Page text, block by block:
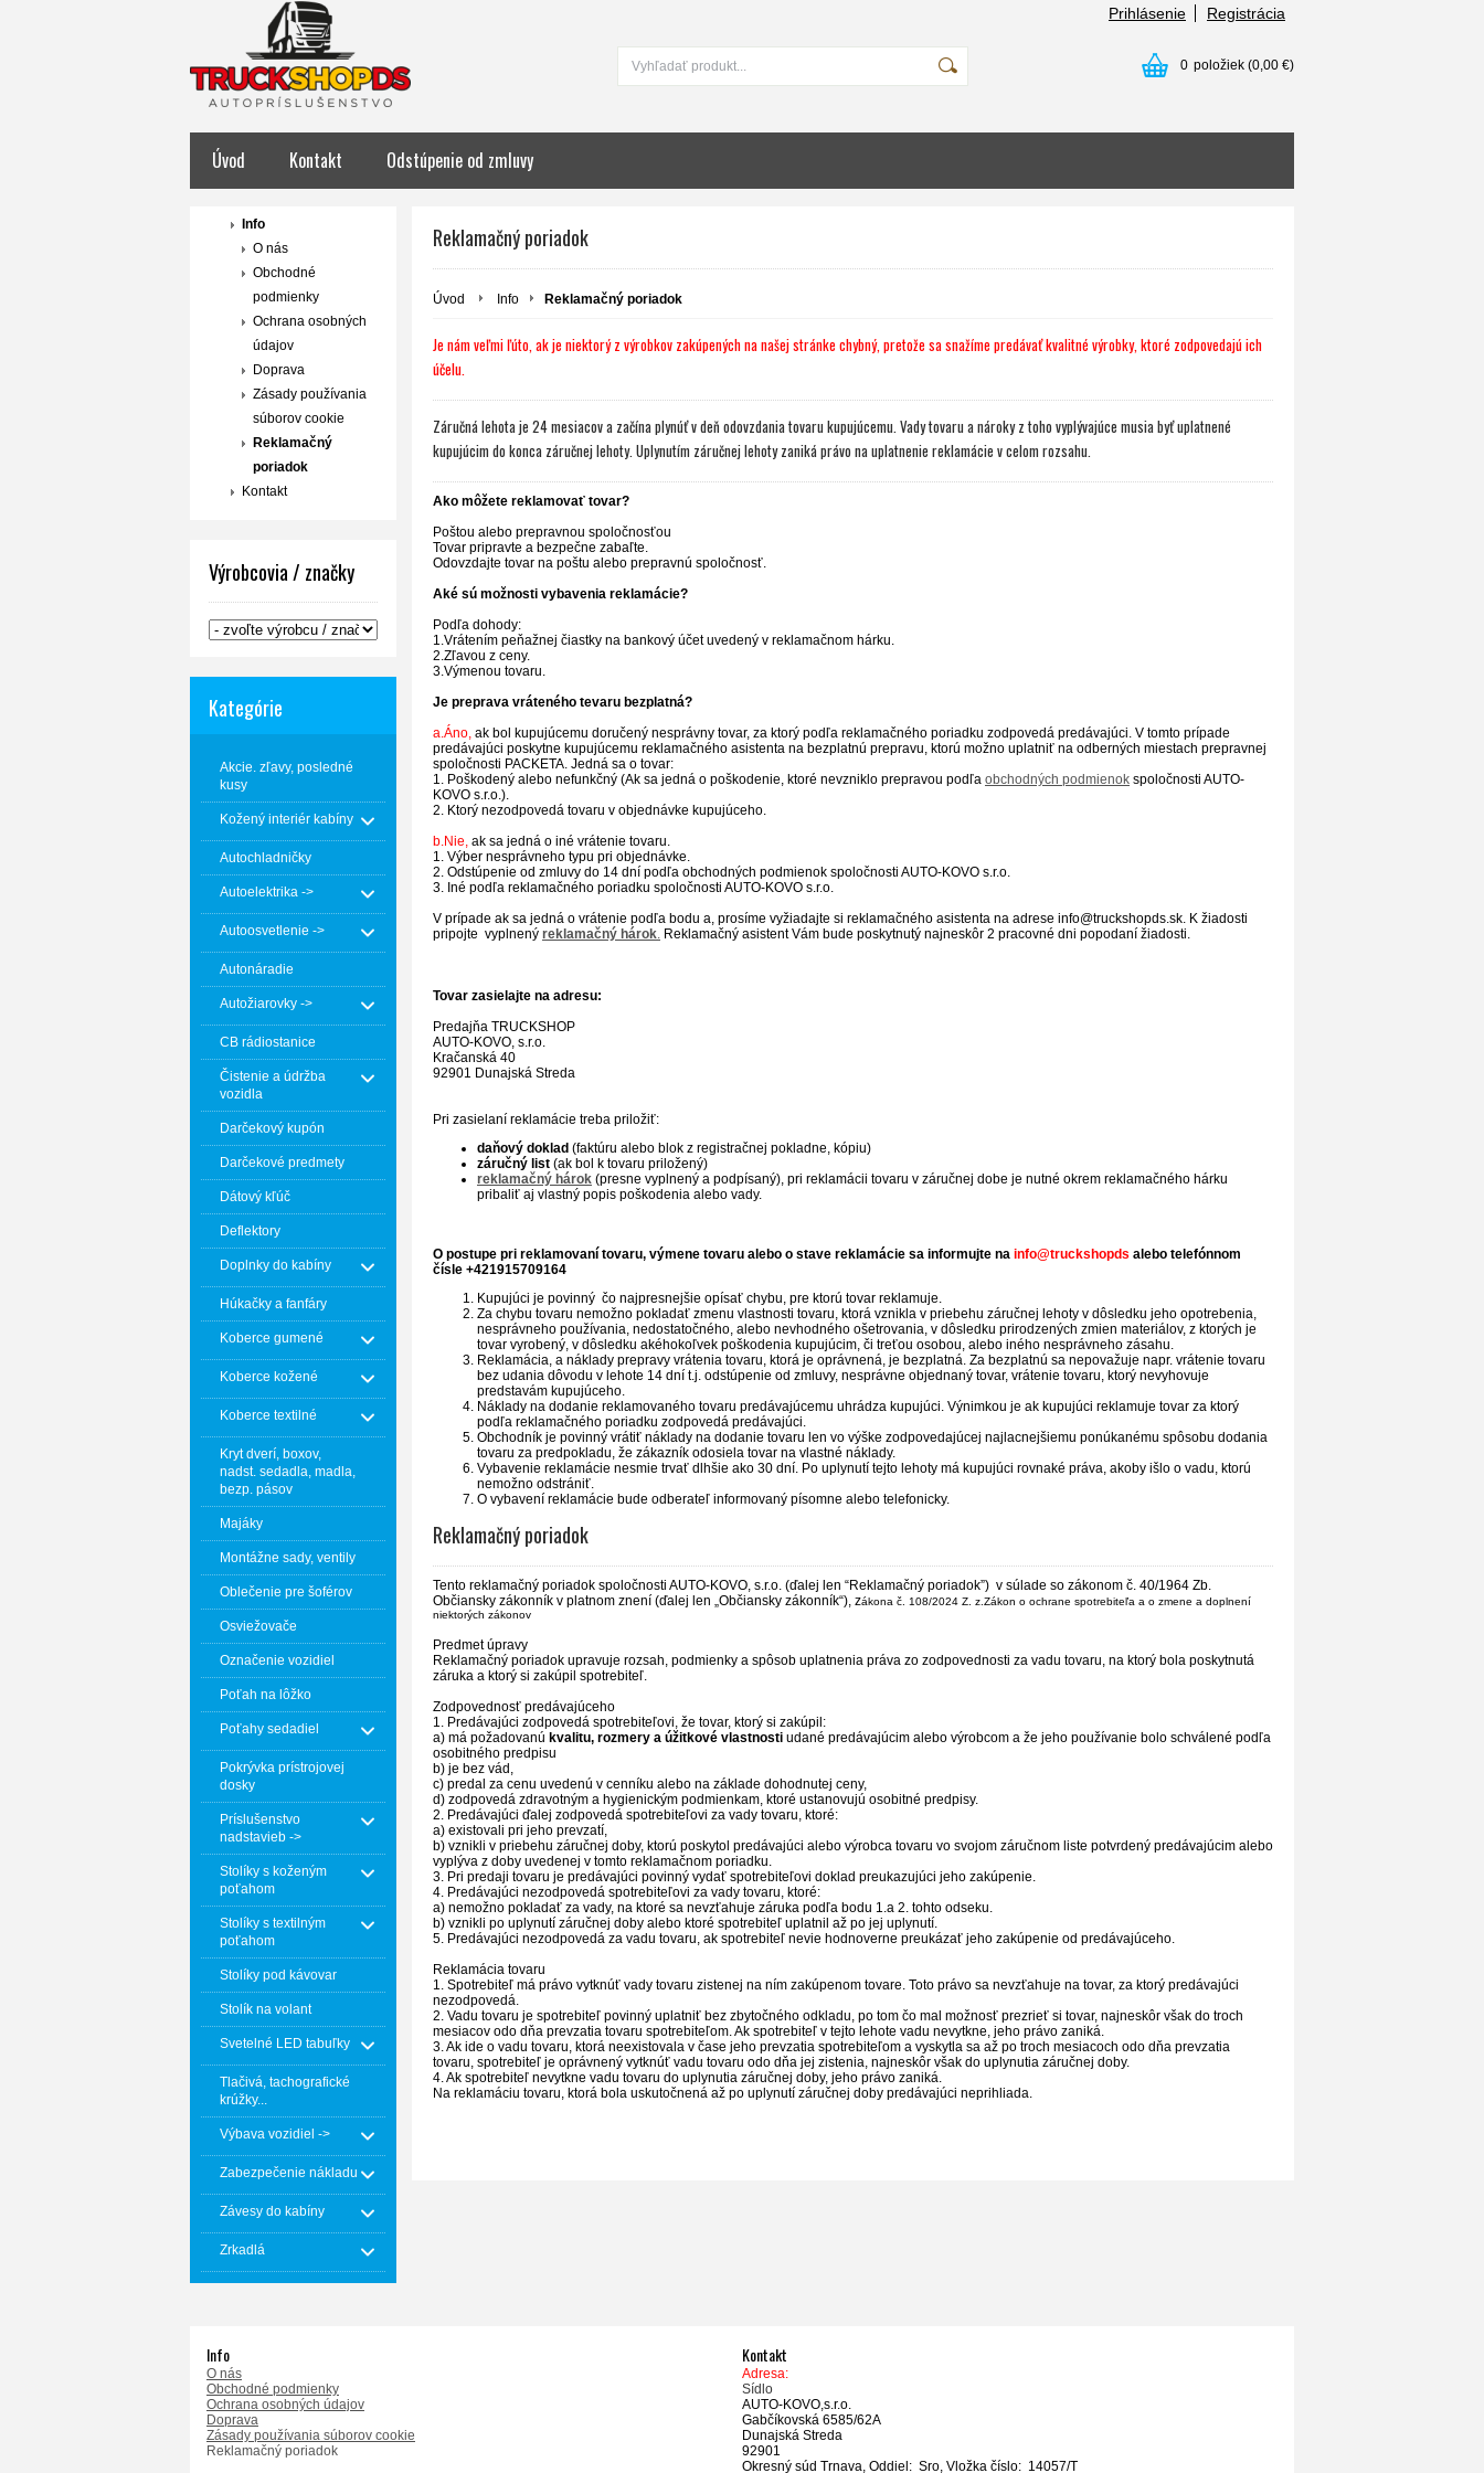
Prihlásenie Registrácia
0 položiek (0,00 €)
Úvod Kontakt Odstúpenie od zmluvy
Info
O nás
Obchodné
podmienky
Ochrana osobných
údajov
Doprava
Zásady používania
súborov cookie
Reklamačný
poriadok
Kontakt
Výrobcovia / značky
Kategórie
Akcie. zľavy, posledné
kusy
Kožený interiér kabíny
Autochladničky
Autoelektrika ->
Autoosvetlenie ->
Autonáradie
Autožiarovky ->
CB rádiostanice
Čistenie a údržba
vozidla
Darčekový kupón
Darčekové predmety
Dátový kľúč
Deflektory
Doplnky do kabíny
Húkačky a fanfáry
Koberce gumené
Koberce kožené
Koberce textilné
Kryt dverí, boxov,
nadst. sedadla, madla,
bezp. pásov
Majáky
Montážne sady, ventily
Oblečenie pre šoférov
Osviežovače
Označenie vozidiel
Poťah na lôžko
Poťahy sedadiel
Pokrývka prístrojovej
dosky
Príslušenstvo
nadstavieb ->
Stolíky s koženým
poťahom
Stolíky s textilným
poťahom
Stolíky pod kávovar
Stolík na volant
Svetelné LED tabuľky
Tlačivá, tachografické
krúžky...
Výbava vozidiel ->
Zabezpečenie nákladu
Závesy do kabíny
Zrkadlá
Reklamačný poriadok
Úvod Info Reklamačný poriadok
Je nám veľmi ľúto, ak je niektorý z výrobkov zakúpených na našej stránke chybný, pretože sa snažíme predávať kvalitné výrobky, ktoré zodpovedajú ich
účelu.
Záručná lehota je 24 mesiacov a začína plynúť v deň odovzdania tovaru kupujúcemu. Vady tovaru a nároky z toho vyplývajúce musia byť uplatnené
kupujúcim do konca záručnej lehoty. Uplynutím záručnej lehoty zaniká právo na uplatnenie reklamácie v celom rozsahu.
Ako môžete reklamovať tovar?
Poštou alebo prepravnou spoločnosťou
Tovar pripravte a bezpečne zabaľte.
Odovzdajte tovar na poštu alebo prepravnú spoločnosť.
Aké sú možnosti vybavenia reklamácie?
Podľa dohody:
1.Vrátením peňažnej čiastky na bankový účet uvedený v reklamačnom hárku.
2.Zľavou z ceny.
3.Výmenou tovaru.
Je preprava vráteného tevaru bezplatná?
a.Áno, ak bol kupujúcemu doručený nesprávny tovar, za ktorý podľa reklamačného poriadku zodpovedá predávajúci. V tomto prípade
predávajúci poskytne kupujúcemu reklamačného asistenta na bezplatnú prepravu, ktorú možno uplatniť na odberných miestach prepravnej
spoločnosti PACKETA. Jedná sa o tovar:
1. Poškodený alebo nefunkčný (Ak sa jedná o poškodenie, ktoré nevzniklo prepravou podľa obchodných podmienok spoločnosti AUTO-
KOVO s.r.o.).
2. Ktorý nezodpovedá tovaru v objednávke kupujúceho.
b.Nie, ak sa jedná o iné vrátenie tovaru.
1. Výber nesprávneho typu pri objednávke.
2. Odstúpenie od zmluvy do 14 dní podľa obchodných podmienok spoločnosti AUTO-KOVO s.r.o.
3. Iné podľa reklamačného poriadku spoločnosti AUTO-KOVO s.r.o.
V prípade ak sa jedná o vrátenie podľa bodu a, prosíme vyžiadajte si reklamačného asistenta na adrese info@truckshopds.sk. K žiadosti
pripojte vyplnený reklamačný hárok. Reklamačný asistent Vám bude poskytnutý najneskôr 2 pracovné dni popodaní žiadosti.
Tovar zasielajte na adresu:
Predajňa TRUCKSHOP
AUTO-KOVO, s.r.o.
Kračanská 40
92901 Dunajská Streda
Pri zasielaní reklamácie treba priložiť:
daňový doklad (faktúru alebo blok z registračnej pokladne, kópiu)
záručný list (ak bol k tovaru priložený)
reklamačný hárok (presne vyplnený a podpísaný), pri reklamácii tovaru v záručnej dobe je nutné okrem reklamačného hárku
pribaliť aj vlastný popis poškodenia alebo vady.
O postupe pri reklamovaní tovaru, výmene tovaru alebo o stave reklamácie sa informujte na info@truckshopds alebo telefónnom
čísle +421915709164
Kupujúci je povinný čo najpresnejšie opísať chybu, pre ktorú tovar reklamuje.
Za chybu tovaru nemožno pokladať zmenu vlastnosti tovaru, ktorá vznikla v priebehu záručnej lehoty v dôsledku jeho opotrebenia,
nesprávneho používania, nedostatočného, alebo nevhodného ošetrovania, v dôsledku prirodzených zmien materiálov, z ktorých je
tovar vyrobený, v dôsledku akéhokoľvek poškodenia kupujúcim, či treťou osobou, alebo iného nesprávneho zásahu.
Reklamácia, a náklady prepravy vrátenia tovaru, ktorá je oprávnená, je bezplatná. Za bezplatnú sa nepovažuje napr. vrátenie tovaru
bez udania dôvodu v lehote 14 dní t.j. odstúpenie od zmluvy, nesprávne objednaný tovar, vrátenie tovaru, ktorý nevyhovuje
predstavám kupujúceho.
Náklady na dodanie reklamovaného tovaru predávajúcemu uhrádza kupujúci. Výnimkou je ak kupujúci reklamuje tovar za ktorý
podľa reklamačného poriadku zodpovedá predávajúci.
Obchodník je povinný vrátiť náklady na dodanie tovaru len vo výške zodpovedajúcej najlacnejšiemu ponúkanému spôsobu dodania
tovaru za predpokladu, že zákazník odosiela tovar na vlastné náklady.
Vybavenie reklamácie nesmie trvať dlhšie ako 30 dní. Po uplynutí tejto lehoty má kupujúci rovnaké práva, akoby išlo o vadu, ktorú
nemožno odstrániť.
O vybavení reklamácie bude odberateľ informovaný písomne alebo telefonicky.
Reklamačný poriadok
Tento reklamačný poriadok spoločnosti AUTO-KOVO, s.r.o. (ďalej len “Reklamačný poriadok”) v súlade so zákonom č. 40/1964 Zb.
Občiansky zákonník v platnom znení (ďalej len „Občiansky zákonník“), zákona č. 108/2024 Z. z. Zákon o ochrane spotrebiteľa a o zmene a doplnení
niektorých zákonov
Predmet úpravy
Reklamačný poriadok upravuje rozsah, podmienky a spôsob uplatnenia práva zo zodpovednosti za vadu tovaru, na ktorý bola poskytnutá
záruka a ktorý si zakúpil spotrebiteľ.
Zodpovednosť predávajúceho
1. Predávajúci zodpovedá spotrebiteľovi, že tovar, ktorý si zakúpil:
a) má požadovanú kvalitu, rozmery a úžitkové vlastnosti udané predávajúcim alebo výrobcom a že jeho používanie bolo schválené podľa
osobitného predpisu
b) je bez vád,
c) predal za cenu uvedenú v cenníku alebo na základe dohodnutej ceny,
d) zodpovedá zdravotným a hygienickým podmienkam, ktoré ustanovujú osobitné predpisy.
2. Predávajúci ďalej zodpovedá spotrebiteľovi za vady tovaru, ktoré:
a) existovali pri jeho prevzatí,
b) vznikli v priebehu záručnej doby, ktorú poskytol predávajúci alebo výrobca tovaru vo svojom záručnom liste potvrdený predávajúcim alebo
vyplýva z doby uvedenej v tomto reklamačnom poriadku.
3. Pri predaji tovaru je predávajúci povinný vydať spotrebiteľovi doklad preukazujúci jeho zakúpenie.
4. Predávajúci nezodpovedá spotrebiteľovi za vady tovaru, ktoré:
a) nemožno pokladať za vady, na ktoré sa nevzťahuje záruka podľa bodu 1.a 2. tohto odseku.
b) vznikli po uplynutí záručnej doby alebo ktoré spotrebiteľ uplatnil až po jej uplynutí.
5. Predávajúci nezodpovedá za vadu tovaru, ak spotrebiteľ nevie hodnoverne preukázať jeho zakúpenie od predávajúceho.
Reklamácia tovaru
1. Spotrebiteľ má právo vytknúť vady tovaru zistenej na ním zakúpenom tovare. Toto právo sa nevzťahuje na tovar, za ktorý predávajúci
nezodpovedá.
2. Vadu tovaru je spotrebiteľ povinný uplatniť bez zbytočného odkladu, po tom čo mal možnosť prezrieť si tovar, najneskôr však do troch
mesiacov odo dňa prevzatia tovaru spotrebiteľom. Ak spotrebiteľ v tejto lehote vadu nevytkne, jeho právo zaniká.
3. Ak ide o vadu tovaru, ktorá neexistovala v čase jeho prevzatia spotrebiteľom a vyskytla sa až po troch mesiacoch odo dňa prevzatia
tovaru, spotrebiteľ je oprávnený vytknúť vadu tovaru odo dňa jej zistenia, najneskôr však do uplynutia záručnej doby.
4. Ak spotrebiteľ nevytkne vadu tovaru do uplynutia záručnej doby, jeho právo zaniká.
Na reklamáciu tovaru, ktorá bola uskutočnená až po uplynutí záručnej doby predávajúci neprihliada.
Info
O nás
Obchodné podmienky
Ochrana osobných údajov
Doprava
Zásady používania súborov cookie
Reklamačný poriadok
Kontakt
Adresa:
Sídlo
AUTO-KOVO,s.r.o.
Gabčíkovská 6585/62A
Dunajská Streda
92901
Okresný súd Trnava, Oddiel: Sro, Vložka číslo: 14057/T